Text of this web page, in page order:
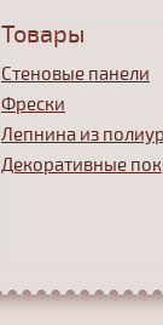
Товары
Стеновые панели
Фрески
Лепнина из
Декоративные